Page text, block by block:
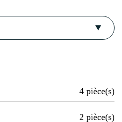
4 pièce(s)
2 pièce(s)